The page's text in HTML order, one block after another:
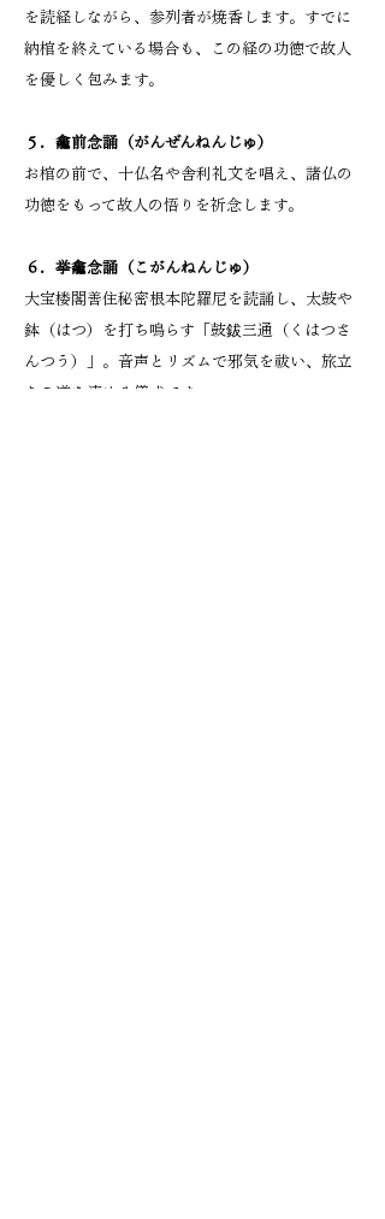
を読経しながら、参列者が焼香します。すでに
納棺を終えている場合も、この経の功徳で故人
を優しく包みます。
５．龕前念誦（がんぜんねんじゅ）
お棺の前で、十仏名や舎利礼文を唱え、諸仏の
功徳をもって故人の悟りを祈念します。
６．挙龕念誦（こがんねんじゅ）
大宝楼閣善住秘密根本陀羅尼を読誦し、太鼓や
鉢（はつ）を打ち鳴らす「鼓鈸三通（くはつさ
んつう）」。音声とリズムで邪気を祓い、旅立
ちの道を清める儀式です。